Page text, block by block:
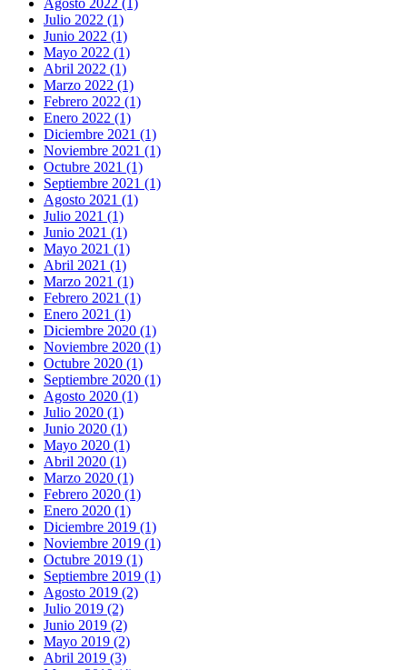
Julio 2022 (1)
Junio 2022 (1)
Mayo 2022 (1)
Abril 2022 (1)
Marzo 2022 (1)
Febrero 2022 (1)
Enero 2022 (1)
Diciembre 2021 (1)
Noviembre 2021 (1)
Octubre 2021 (1)
Septiembre 2021 (1)
Agosto 2021 (1)
Julio 2021 (1)
Junio 2021 (1)
Mayo 2021 (1)
Abril 2021 (1)
Marzo 2021 (1)
Febrero 2021 (1)
Enero 2021 (1)
Diciembre 2020 (1)
Noviembre 2020 (1)
Octubre 2020 (1)
Septiembre 2020 (1)
Agosto 2020 (1)
Julio 2020 (1)
Junio 2020 (1)
Mayo 2020 (1)
Abril 2020 (1)
Marzo 2020 (1)
Febrero 2020 (1)
Enero 2020 (1)
Diciembre 2019 (1)
Noviembre 2019 (1)
Octubre 2019 (1)
Septiembre 2019 (1)
Agosto 2019 (2)
Julio 2019 (2)
Junio 2019 (2)
Mayo 2019 (2)
Abril 2019 (3)